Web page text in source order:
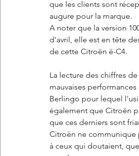
que les clients sont
augure pour la marque.
A noter que la version
d'avril, elle est en tête
de cette Citroën ë-C4.
La lecture des chiffres
mauvaises
Berlingo pour lequel
également que Citroën
que ces derniers sont
Citroën ne communique
à ceux qui doutaient,